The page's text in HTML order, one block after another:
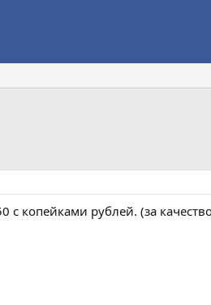
с копейками рублей. (за